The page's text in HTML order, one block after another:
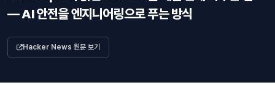
— AI 안전을 엔지니어링으로 푸는 방식
Hacker News 원문 보기